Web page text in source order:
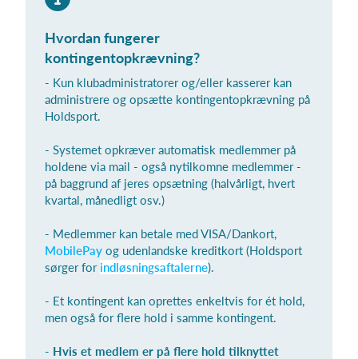
Hvad koster det?
Log på
Hvordan fungerer
kontingentopkrævning?
- Kun klubadministratorer og/eller kasserer kan
administrere og opsætte kontingentopkrævning på
Holdsport.
- Systemet opkræver automatisk medlemmer på
holdene via mail - også nytilkomne medlemmer -
på baggrund af jeres opsætning (halvårligt, hvert
kvartal, månedligt osv.)
- Medlemmer kan betale med VISA/Dankort,
MobilePay og udenlandske kreditkort (Holdsport
sørger for indløsningsaftalerne).
- Et kontingent kan oprettes enkeltvis for ét hold,
men også for flere hold i samme kontingent.
- Hvis et medlem er på flere hold tilknyttet